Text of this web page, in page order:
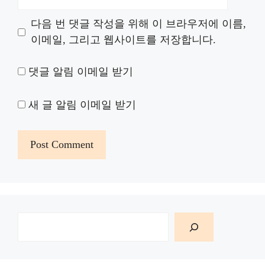
다음 번 댓글 작성을 위해 이 브라우저에 이름,
이메일, 그리고 웹사이트를 저장합니다.
댓글 알림 이메일 받기
새 글 알림 이메일 받기